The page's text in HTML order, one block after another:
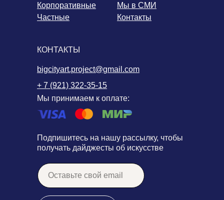
Корпоративные
Частные
Мы в СМИ
Контакты
КОНТАКТЫ
bigcityart.project@gmail.com
+ 7 (921) 322-35-15
Мы принимаем к оплате:
Подпишитесь на нашу рассылку, чтобы
получать дайджесты об искусстве